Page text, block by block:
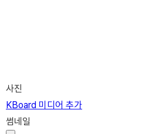
사진
KBoard 미디어 추가
썸네일